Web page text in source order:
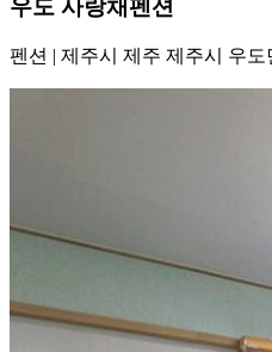
우도 사랑채펜션
펜션 | 제주시 제주 제주시 우도